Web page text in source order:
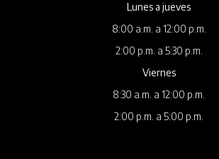
Lunes a jueves
8:00 a.m. a 12:00 p.m.
2:00 p.m. a 5:30 p.m.
Viernes
8:30 a.m. a 12:00 p.m.
2:00 p.m. a 5:00 p.m.